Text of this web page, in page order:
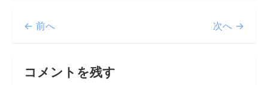
← 前へ 次へ →
コメントを残す